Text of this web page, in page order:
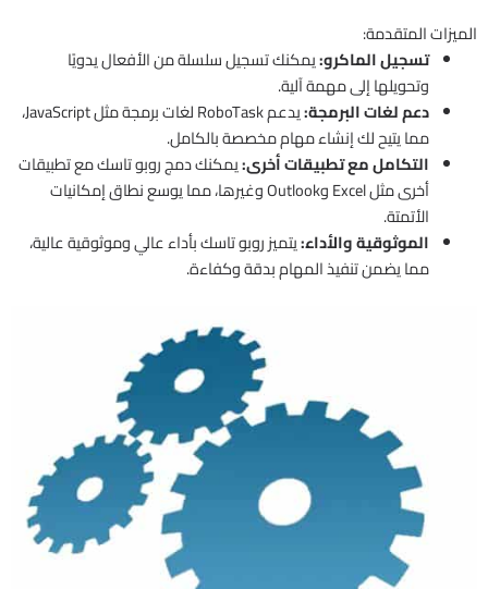
الميزات المتقدمة:
تسجيل الماكرو:يمكنك تسجيل سلسلة من الأفعال يدويًا
وتحويلها إلى مهمة آلية.
دعم لغات البرمجة:
يدعم RoboTask لغات برمجة مثل JavaScript،
مما يتيح لك إنشاء مهام مخصصة بالكامل.
التكامل مع تطبيقات أخرى:يمكنك دمج روبو تاسك مع تطبيقات
أخرى مثل Excel وOutlook وغيرها، مما يوسع نطاق إمكانيات
الأتمتة.
الموثوقية والأداء:يتميز روبو تاسك بأداء عالي وموثوقية عالية،
مما يضمن تنفيذ المهام بدقة وكفاءة.